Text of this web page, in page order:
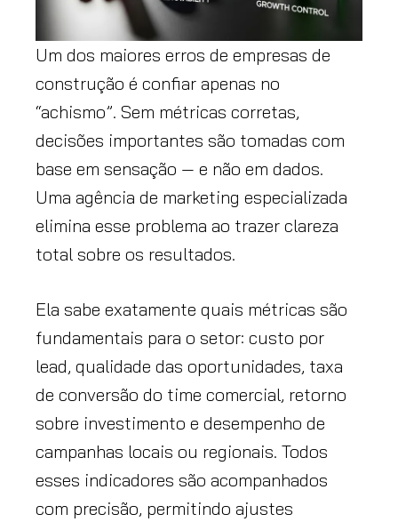
Um dos maiores erros de empresas de
construção é confiar apenas no
“achismo”. Sem métricas corretas,
decisões importantes são tomadas com
base em sensação — e não em dados.
Uma agência de marketing especializada
elimina esse problema ao trazer clareza
total sobre os resultados.
Ela sabe exatamente quais métricas são
fundamentais para o setor: custo por
lead, qualidade das oportunidades, taxa
de conversão do time comercial, retorno
sobre investimento e desempenho de
campanhas locais ou regionais. Todos
esses indicadores são acompanhados
com precisão, permitindo ajustes